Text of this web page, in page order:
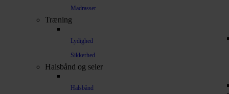
Madrasser
Træning
Lydighed
Sikkerhed
Halsbånd og seler
Halsbånd